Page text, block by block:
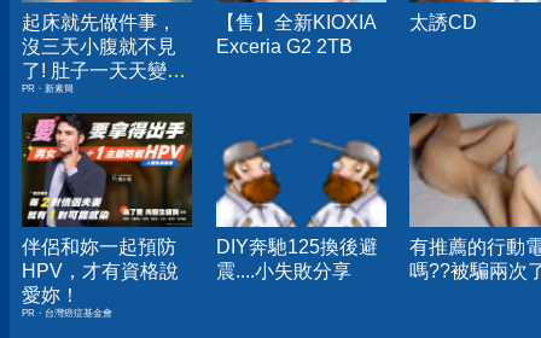
起床就先做件事，
沒三天小腹就不見
了! 肚子一天天變
小！
PR・新素簡
【售】全新KIOXIA
Exceria G2 2TB
太誘CD
伴侶和妳一起預防
HPV，才有資格說
愛妳！
PR・台灣癌症基金會
DIY奔馳125換後避
震....小失敗分享
有推薦的行動
嗎??被騙兩次